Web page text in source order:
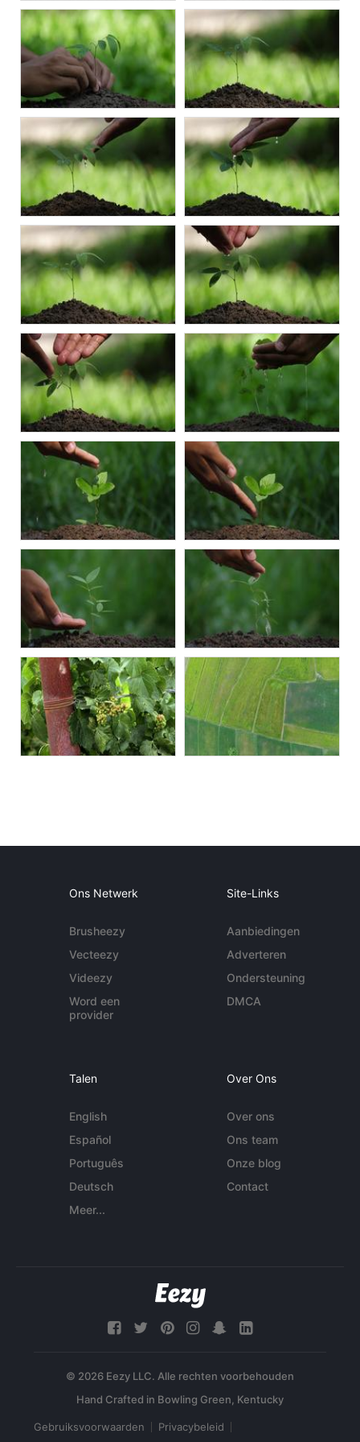
Ons Netwerk
Brusheezy
Vecteezy
Videezy
Word een
provider
Site-Links
Aanbiedingen
Adverteren
Ondersteuning
DMCA
Talen
English
Español
Português
Deutsch
Meer...
Over Ons
Over ons
Ons team
Onze blog
Contact
© 2026 Eezy LLC. Alle rechten voorbehouden
Gebruiksvoorwaarden Privacybeleid